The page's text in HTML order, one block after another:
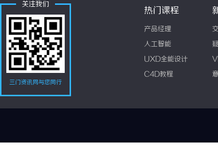
关注我们
三门资讯网与您同行
热门课程
产品经理
人工智能
UXD全能设计
C4D教程